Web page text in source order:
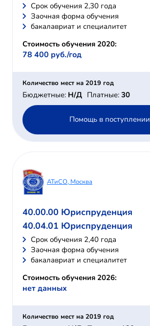
Cрок обучения 2,30 года
Заочная форма обучения
бакалавриат и специалитет
Стоимость обучения 2020:
78 400 руб./год
Количество мест на 2019 год
Бюджетные: Н/Д Платные: 30
Помощь в поступлении
АТиСО, Москва
40.00.00 Юриспруденция
40.04.01 Юриспруденция
Cрок обучения 2,40 года
Заочная форма обучения
бакалавриат и специалитет
Стоимость обучения 2026:
нет данных
Количество мест на 2019 год